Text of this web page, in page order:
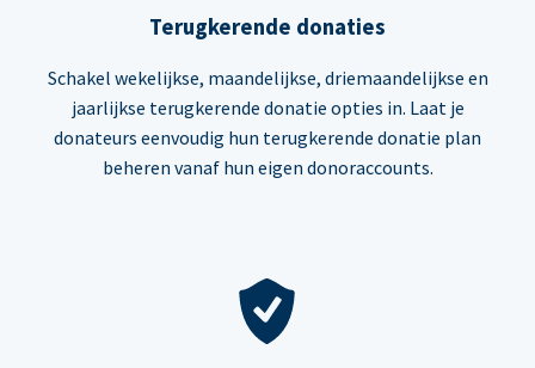
Terugkerende donaties
Schakel wekelijkse, maandelijkse, driemaandelijkse en
jaarlijkse terugkerende donatie opties in. Laat je
donateurs eenvoudig hun terugkerende donatie plan
beheren vanaf hun eigen donoraccounts.